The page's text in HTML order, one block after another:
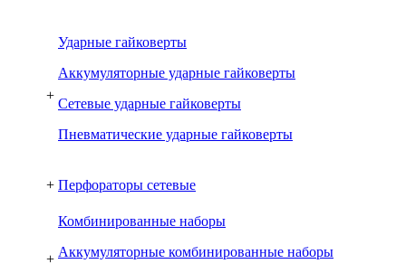
+
Ударные гайковерты
Аккумуляторные ударные гайковерты
Сетевые ударные гайковерты
Пневматические ударные гайковерты
+ Перфораторы сетевые
+
Комбинированные наборы
Аккумуляторные комбинированные наборы